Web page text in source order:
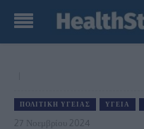
ΠΟΛΙΤΙΚΉ ΥΓΕΊΑΣ ΥΓΕΊΑ
27 Νοεμβρίου 2024